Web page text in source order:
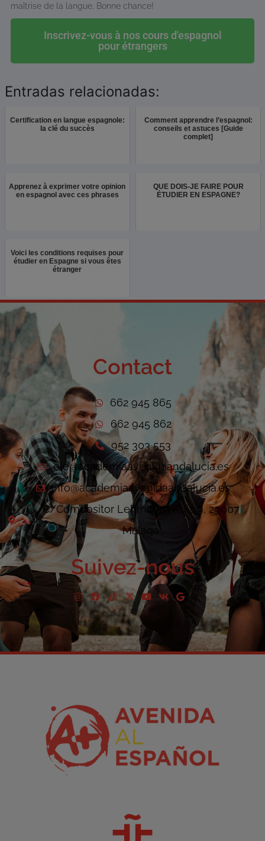
maîtrise de la langue. Bonne chance!
Inscrivez-vous à nos cours d'espagnol
pour étrangers
Entradas relacionadas:
Certification en langue espagnole:
la clé du succès
Comment apprendre l’espagnol:
conseils et astuces [Guide
complet]
Apprenez à exprimer votre opinion
en espagnol avec ces phrases
QUE DOIS-JE FAIRE POUR
ÉTUDIER EN ESPAGNE?
Voici les conditions requises pour
étudier en Espagne si vous êtes
étranger
Contact
662 945 865
662 945 862
952 303 553
ele@academiaavenidaandalucia.es
info@academiaavenidaandalucia.es
C/Compositor Lehmberg Ruiz 9, 29007
Málaga
Suivez-nous